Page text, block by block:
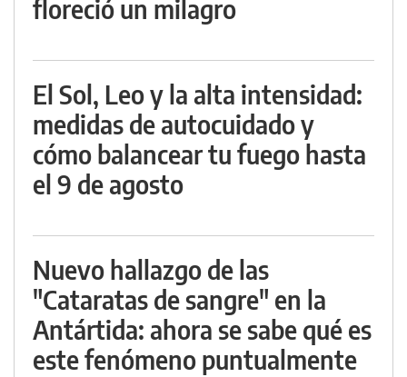
floreció un milagro
El Sol, Leo y la alta intensidad:
medidas de autocuidado y
cómo balancear tu fuego hasta
el 9 de agosto
Nuevo hallazgo de las
"Cataratas de sangre" en la
Antártida: ahora se sabe qué es
este fenómeno puntualmente